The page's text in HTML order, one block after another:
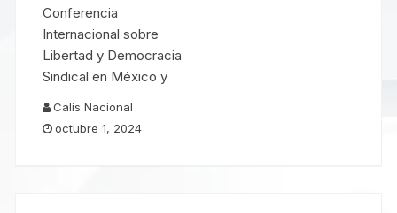
Conferencia
Internacional sobre
Libertad y Democracia
Sindical en México y
Calis Nacional
octubre 1, 2024